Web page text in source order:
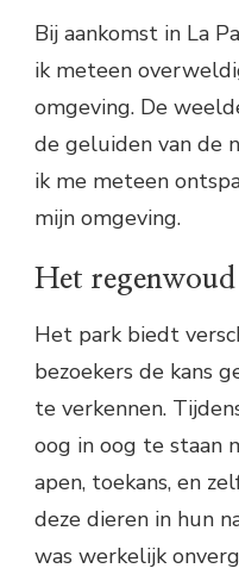
Bij aankomst in La
ik meteen
omgeving. De
de geluiden van de
ik me meteen
mijn omgeving.
Het
Het park biedt
bezoekers de kans
te verkennen.
oog in oog te staan
apen, toekans, en
deze dieren in hun
was werkelijk